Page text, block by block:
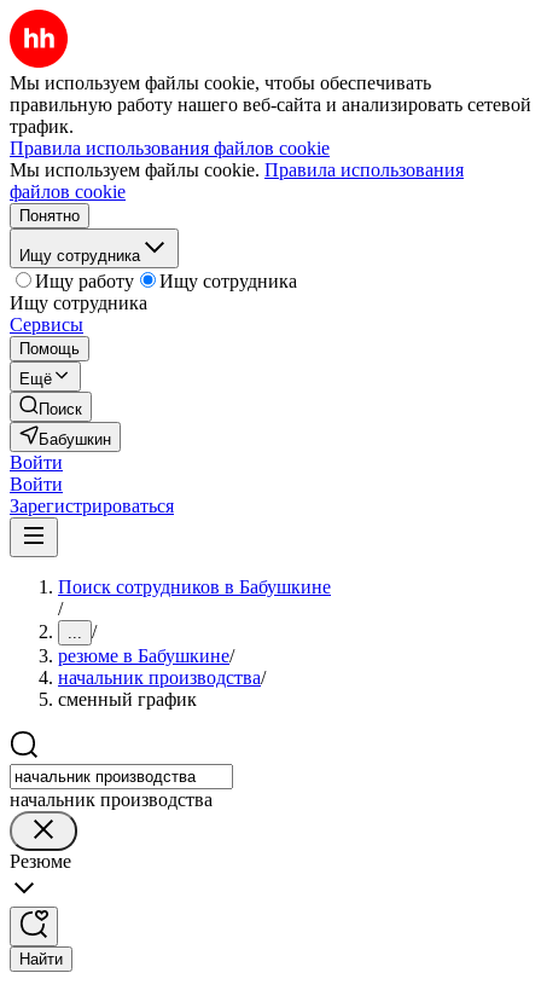
Мы используем файлы cookie, чтобы обеспечивать
правильную работу нашего веб-сайта и анализировать сетевой
трафик.
Правила использования файлов cookie
Мы используем файлы cookie. Правила использования
файлов cookie
Понятно
Ищу сотрудника
Ищу работу
Ищу сотрудника
Ищу сотрудника
Сервисы
Помощь
Ещё
Поиск
Бабушкин
Войти
Войти
Зарегистрироваться
Поиск сотрудников в Бабушкине
/
... /
резюме в Бабушкине/
начальник производства/
сменный график
начальник производства
Резюме
Найти